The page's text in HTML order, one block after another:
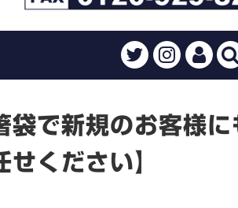
袋で新規のお客様に
ください】